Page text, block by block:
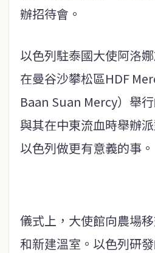
辦招待會。
以色列駐泰國大使阿洛
在曼谷沙攀松區HDF
Baan Suan Mercy）舉
與其在中東流血時舉辦
以色列做更有意義的事。
儀式上，大使館向農場
和新建溫室。以色列研